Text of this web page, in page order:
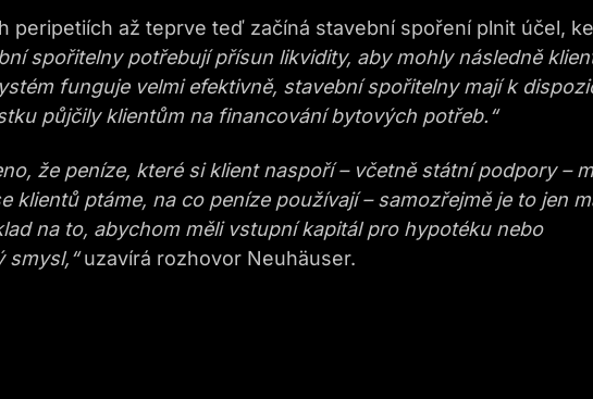
peripetiích až teprve teď začíná stavební spoření plnit účel, ke
spořitelny potřebují přísun likvidity, aby mohly následně
funguje velmi efektivně, stavební spořitelny mají k
půjčily klientům na financování bytových potřeb.“
žepeníze, které si klient naspoří – včetně státní podpory –
klientů ptáme, na co peníze používají – samozřejmě je to jen
na to, abychom mělivstupní kapitál prohypotéku nebo
smysl,“uzavírá rozhovor Neuhäuser.